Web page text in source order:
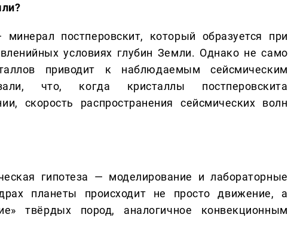
постперовскит, который образуется при
условиях глубин Земли. Однако не само
приводит к наблюдаемым сейсмическим
что, когда кристаллы постперовскита
скорость распространения сейсмических волн
гипотеза — моделирование и лабораторные
планеты происходит не просто движение, а
твёрдых пород, аналогичное конвекционным